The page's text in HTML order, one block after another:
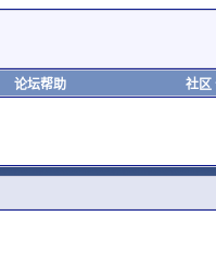
论坛帮助 社区